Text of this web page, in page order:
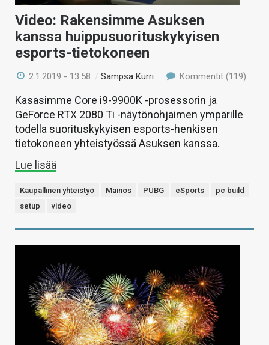
Video: Rakensimme Asuksen
kanssa huippusuorituskykyisen
esports-tietokoneen
2.1.2019 - 13:58 /Sampsa Kurri Kommentit (119)
Kasasimme Core i9-9900K -prosessorin ja
GeForce RTX 2080 Ti -näytönohjaimen ympärille
todella suorituskykyisen esports-henkisen
tietokoneen yhteistyössä Asuksen kanssa.
Lue lisää
Kaupallinen yhteistyö Mainos PUBG eSports
pc build
setup
video